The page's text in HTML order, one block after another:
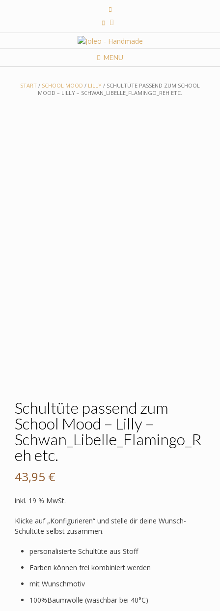
MENU
START / SCHOOL MOOD / LILLY / SCHULTÜTE PASSEND ZUM SCHOOL
MOOD – LILLY – SCHWAN_LIBELLE_FLAMINGO_REH ETC.
Schultüte passend zum
School Mood – Lilly –
Schwan_Libelle_Flamingo_R
eh etc.
43,95 €
inkl. 19 % MwSt.
Klicke auf „Konfigurieren“ und stelle dir deine Wunsch-
Schultüte selbst zusammen.
personalisierte Schultüte aus Stoff
Farben können frei kombiniert werden
mit Wunschmotiv
100%Baumwolle (waschbar bei 40°C)